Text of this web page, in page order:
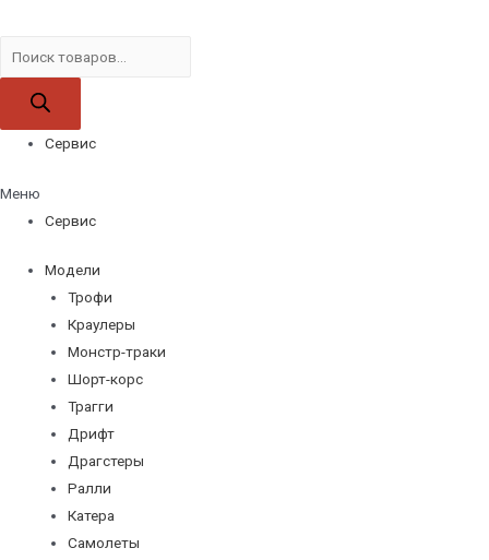
товаров
Сервис
Меню
Сервис
Модели
Трофи
Краулеры
Монстр-траки
Шорт-корс
Трагги
Дрифт
Драгстеры
Ралли
Катера
Самолеты